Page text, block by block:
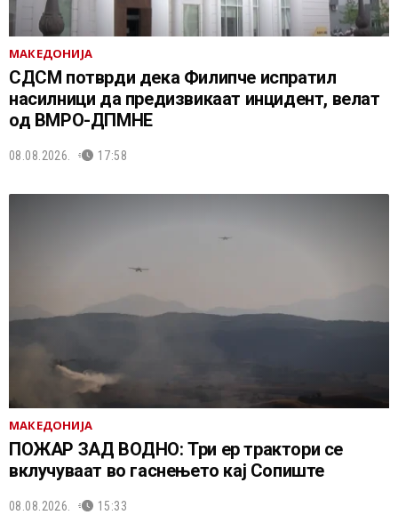
МАКЕДОНИЈА
СДСМ потврди дека Филипче испратил
насилници да предизвикаат инцидент, велат
од ВМРО-ДПМНЕ
08.08.2026. 17:58
МАКЕДОНИЈА
ПОЖАР ЗАД ВОДНО: Три ер трактори се
вклучуваат во гаснењето кај Сопиште
08.08.2026. 15:33